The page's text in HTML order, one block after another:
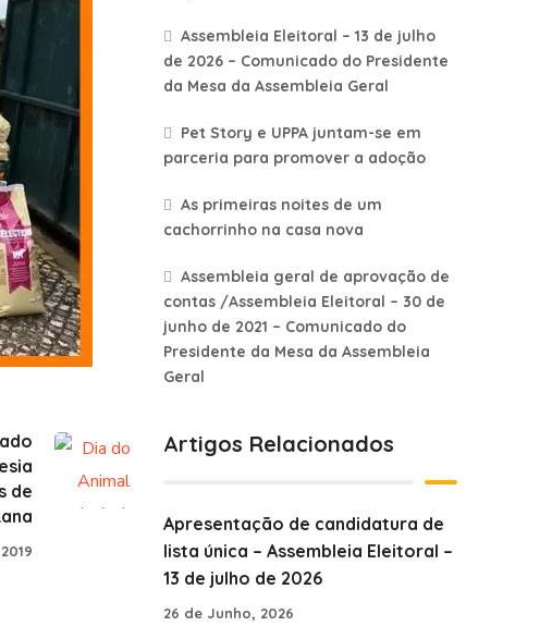
de
Assembleia Eleitoral – 13 de julho
de 2026 – Comunicado do Presidente
da Mesa da Assembleia Geral
Pet Story e UPPA juntam-se em
parceria para promover a adoção
As primeiras noites de um
cachorrinho na casa nova
Assembleia geral de aprovação de
contas /Assembleia Eleitoral – 30 de
junho de 2021 – Comunicado do
Presidente da Mesa da Assembleia
Geral
Artigos Relacionados
Apresentação de candidatura de
lista única – Assembleia Eleitoral –
13 de julho de 2026
26 de Junho, 2026